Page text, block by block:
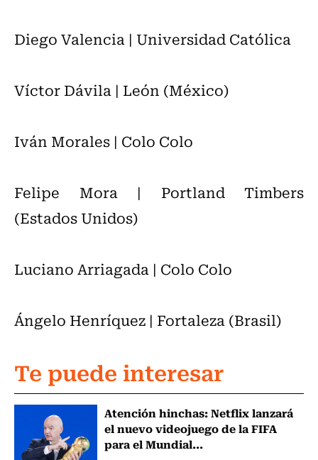
Diego Valencia | Universidad Católica
Víctor Dávila | León (México)
Iván Morales | Colo Colo
Felipe Mora | Portland Timbers
(Estados Unidos)
Luciano Arriagada | Colo Colo
Ángelo Henríquez | Fortaleza (Brasil)
Te puede interesar
Atención hinchas: Netflix lanzará
el nuevo videojuego de la FIFA
para el Mundial...